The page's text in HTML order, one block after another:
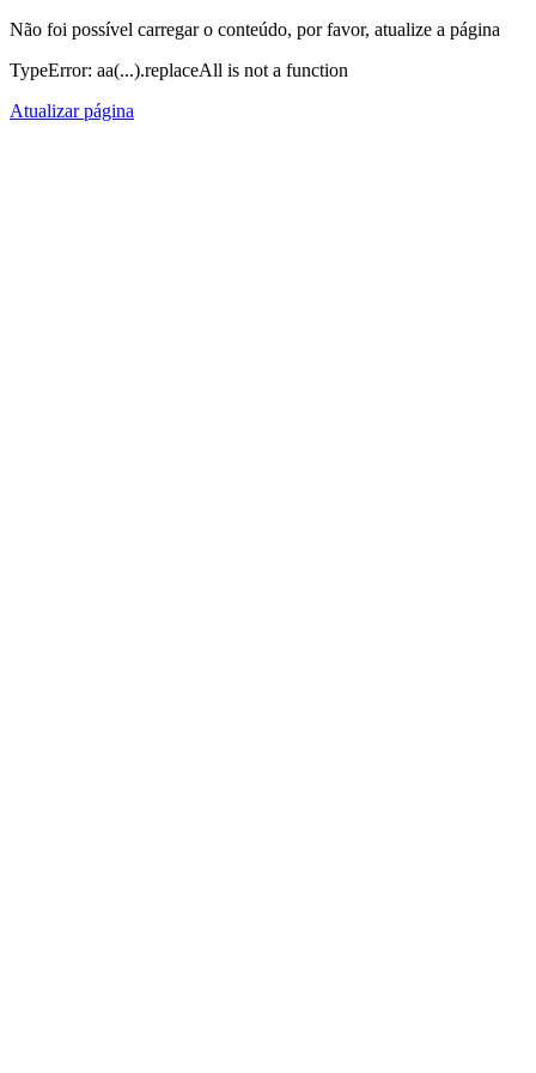
Não foi possível carregar o conteúdo, por favor, atualize a página
TypeError: aa(...).replaceAll is not a function
Atualizar página